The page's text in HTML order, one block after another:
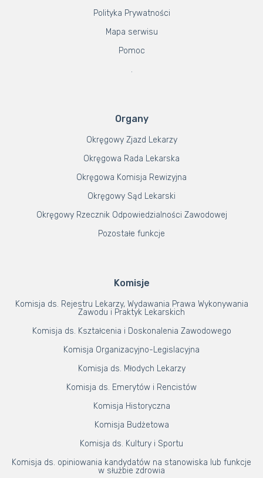
Polityka Prywatności
Mapa serwisu
Pomoc
.
Organy
Okręgowy Zjazd Lekarzy
Okręgowa Rada Lekarska
Okręgowa Komisja Rewizyjna
Okręgowy Sąd Lekarski
Okręgowy Rzecznik Odpowiedzialności Zawodowej
Pozostałe funkcje
Komisje
Komisja ds. Rejestru Lekarzy, Wydawania Prawa Wykonywania
Zawodu i Praktyk Lekarskich
Komisja ds. Kształcenia i Doskonalenia Zawodowego
Komisja Organizacyjno-Legislacyjna
Komisja ds. Młodych Lekarzy
Komisja ds. Emerytów i Rencistów
Komisja Historyczna
Komisja Budżetowa
Komisja ds. Kultury i Sportu
Komisja ds. opiniowania kandydatów na stanowiska lub funkcje
w służbie zdrowia